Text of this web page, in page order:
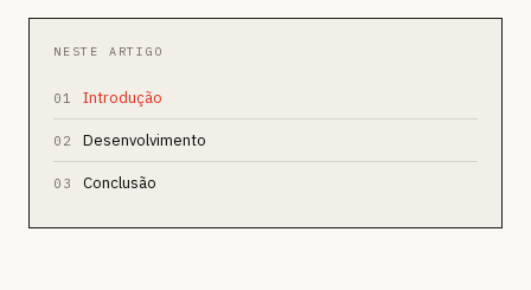
NESTE ARTIGO
01 Introdução
02 Desenvolvimento
03 Conclusão